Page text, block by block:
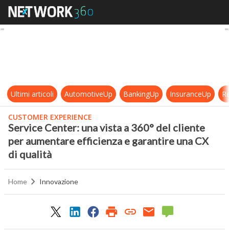
Service Center: una vista a 360°
Ultimi articoli AutomotiveUp BankingUp InsuranceUp
CUSTOMER EXPERIENCE
Service Center: una vista a 360° del cliente
per aumentare efficienza e garantire una CX
di qualità
Home Innovazione